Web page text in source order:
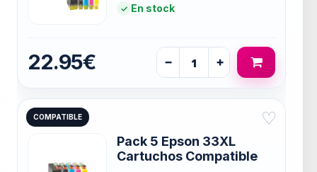
En stock
22.95€ − +
COMPATIBLE ♡
Pack 5 Epson 33XL
Cartuchos Compatible